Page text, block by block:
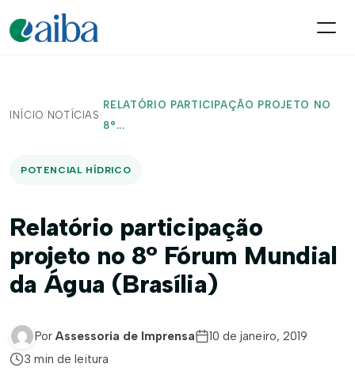
INÍCIO/ NOTÍCIAS /
RELATÓRIO PARTICIPAÇÃO PROJETO NO
8°...
POTENCIAL HÍDRICO
Relatório participação
projeto no 8° Fórum Mundial
da Água (Brasília)
Por Assessoria de Imprensa
10 de janeiro, 2019
3 min de leitura